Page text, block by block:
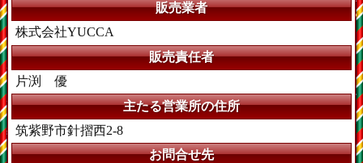
販売業者
株式会社YUCCA
販売責任者
片渕 優
主たる営業所の住所
筑紫野市針摺西2-8
お問合せ先